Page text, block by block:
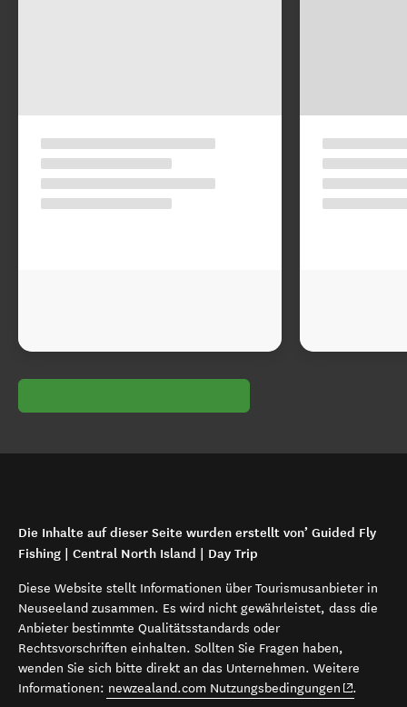
Die Inhalte auf dieser Seite wurden erstellt von’ Guided Fly
Fishing | Central North Island | Day Trip
Diese Website stellt Informationen über Tourismusanbieter in
Neuseeland zusammen. Es wird nicht gewährleistet, dass die
Anbieter bestimmte Qualitätsstandards oder
Rechtsvorschriften einhalten. Sollten Sie Fragen haben,
wenden Sie sich bitte direkt an das Unternehmen. Weitere
Informationen: newzealand.com Nutzungsbedingungen (opens in
.